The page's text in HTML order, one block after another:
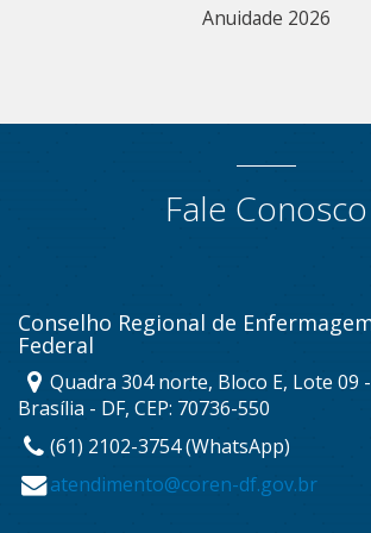
Anuidade 2026
Fale Conosco
Conselho Regional de
Federal
Quadra 304 norte, Bloco E, Lote 09
Brasília - DF, CEP: 70736-550
(61) 2102-3754 (WhatsApp)
atendimento@coren-df.gov.br